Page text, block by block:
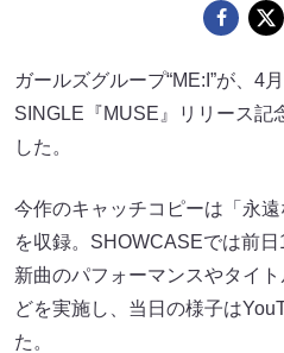
ガールズグループ“ME:I”が、4
SINGLE『MUSE』リリース記
した。
今作のキャッチコピーは「永
を収録。SHOWCASEでは前
新曲のパフォーマンスやタイ
どを実施し、当日の様子は
た。